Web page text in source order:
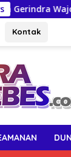
SK Ketua
Kontak